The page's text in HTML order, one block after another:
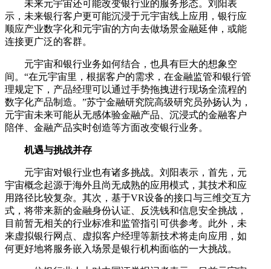
未来元宇宙还可能改变银行业的服务形态。刘阳表
示，未来银行客户更可能沉浸于元宇宙线上应用，银行应
顺应产业数字化和元宇宙的方向去做场景金融延伸，或能
连接更广泛的客群。
元宇宙和银行业务如何结合，也具有巨大的想象空
间。“在元宇宙里，根据客户的需求，在金融监管和银行管
理规定下，产品经理可以通过手势拖拽进行现场全流程的
数字化产品制造。”苏宁金融研究院高级研究员孙扬认为，
元宇宙未来可能从无感体验金融产品、沉浸式的金融客户
陪伴、金融产品实时创造等方面改变银行业务。
机遇与挑战并存
元宇宙对银行业也有诸多挑战。刘阳表示，首先，元
宇宙概念起源于海外且尚无成熟的应用模式，其技术和应
用路径比较复杂。其次，基于VR设备的接口与三维交互方
式，将带来新的金融身份认证、反洗钱和信息安全挑战，
目前暂无相关的行业标准和监管指引可供参考。此外，未
来虚拟银行网点、虚拟客户经理等新技术将走向应用，如
何更好地将服务嵌入场景是银行机构面临的一大挑战。